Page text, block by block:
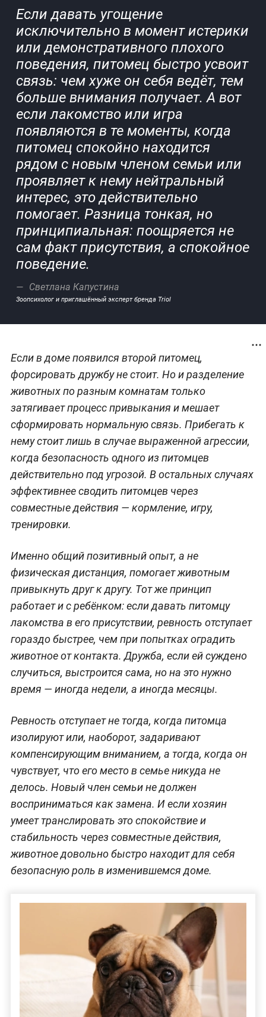
Если давать угощение
исключительно в момент истерики
или демонстративного плохого
поведения, питомец быстро усвоит
связь: чем хуже он себя ведёт, тем
больше внимания получает. А вот
если лакомство или игра
появляются в те моменты, когда
питомец спокойно находится
рядом с новым членом семьи или
проявляет к нему нейтральный
интерес, это действительно
помогает. Разница тонкая, но
принципиальная: поощряется не
сам факт присутствия, а спокойное
поведение.
Светлана Капустина
Зоопсихолог и приглашённый эксперт бренда Triol
Если в доме появился второй питомец,
форсировать дружбу не стоит. Но и разделение
животных по разным комнатам только
затягивает процесс привыкания и мешает
сформировать нормальную связь. Прибегать к
нему стоит лишь в случае выраженной агрессии,
когда безопасность одного из питомцев
действительно под угрозой. В остальных случаях
эффективнее сводить питомцев через
совместные действия — кормление, игру,
тренировки.
Именно общий позитивный опыт, а не
физическая дистанция, помогает животным
привыкнуть друг к другу. Тот же принцип
работает и с ребёнком: если давать питомцу
лакомства в его присутствии, ревность отступает
гораздо быстрее, чем при попытках оградить
животное от контакта. Дружба, если ей суждено
случиться, выстроится сама, но на это нужно
время — иногда недели, а иногда месяцы.
Ревность отступает не тогда, когда питомца
изолируют или, наоборот, задаривают
компенсирующим вниманием, а тогда, когда он
чувствует, что его место в семье никуда не
делось. Новый член семьи не должен
восприниматься как замена. И если хозяин
умеет транслировать это спокойствие и
стабильность через совместные действия,
животное довольно быстро находит для себя
безопасную роль в изменившемся доме.